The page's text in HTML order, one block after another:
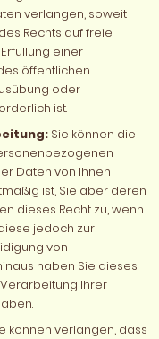
verlangen, soweit
Rechts auf freie
einer
öffentlichen
oder
ist.
Sie können die
Daten von Ihnen
ist, Sie aber deren
dieses Recht zu, wenn
jedoch zur
von
haben Sie dieses
Ihrer
können verlangen, dass